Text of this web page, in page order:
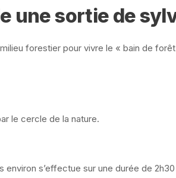
une sortie de
forestier pour vivre le « bain de
le cercle de la nature.
s’effectue sur une durée de 2h30